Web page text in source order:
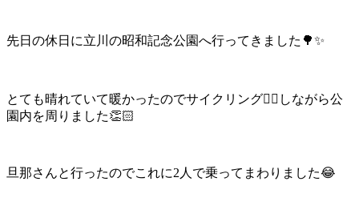
先日の休日に立川の昭和記念公園へ行ってきました🌳✨
とても晴れていて暖かったのでサイクリング🚴‍♂️しながら公
園内を周りました👏🏻
旦那さんと行ったのでこれに2人で乗ってまわりました😂